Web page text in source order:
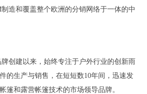
造和覆盖整个欧洲的分销网络于一体的中
牌创建以来，始终专注于户外行业的创新雨
的生产与销售，在短短数10年间，迅速发
篷和露营帐篷技术的市场领导品牌。